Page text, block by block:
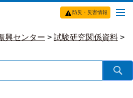
防災・災害情報
興センター > 試験研究関係資料 >